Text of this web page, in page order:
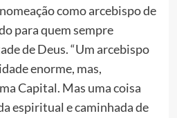
como arcebispo de
para quem sempre
de Deus. “Um arcebispo
enorme, mas,
Capital. Mas uma coisa
espiritual e caminhada de